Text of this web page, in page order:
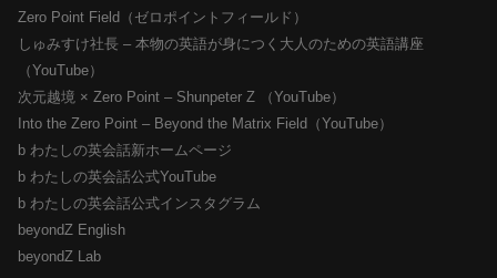
Zero Point Field（ゼロポイントフィールド）
しゅみすけ社長 – 本物の英語が身につく大人のための英語講座
（YouTube）
次元越境 × Zero Point – Shunpeter Z （YouTube）
Into the Zero Point – Beyond the Matrix Field（YouTube）
b わたしの英会話新ホームページ
b わたしの英会話公式YouTube
b わたしの英会話公式インスタグラム
beyondZ English
beyondZ Lab